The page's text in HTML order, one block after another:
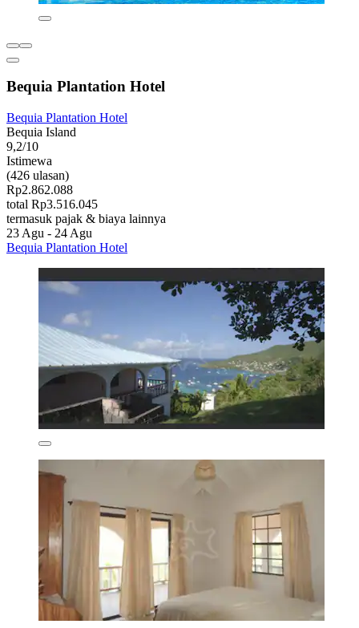
Bequia Plantation Hotel
Bequia Plantation Hotel
Bequia Island
9,2/10
Istimewa
(426 ulasan)
Rp2.862.088
total Rp3.516.045
termasuk pajak & biaya lainnya
23 Agu - 24 Agu
Bequia Plantation Hotel